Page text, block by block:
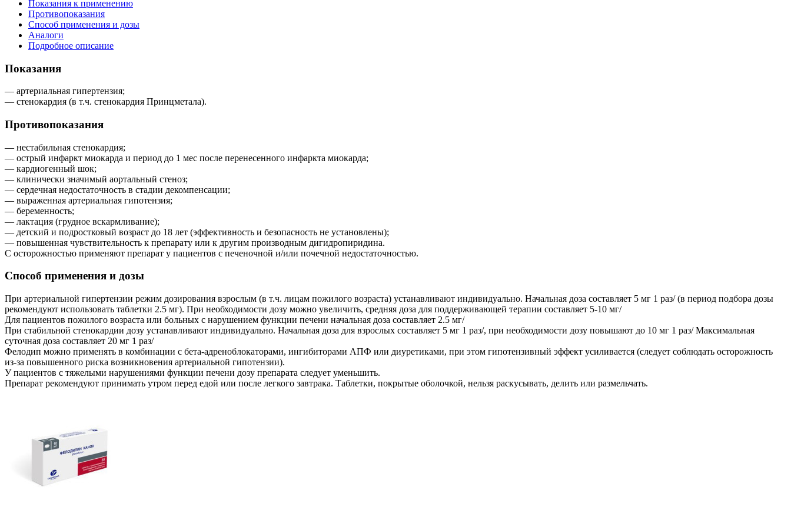
Показания к применению
Противопоказания
Способ применения и дозы
Аналоги
Подробное описание
Показания
— артериальная гипертензия;
— стенокардия (в т.ч. стенокардия Принцметала).
Противопоказания
— нестабильная стенокардия;
— острый инфаркт миокарда и период до 1 мес после перенесенного инфаркта миокарда;
— кардиогенный шок;
— клинически значимый аортальный стеноз;
— сердечная недостаточность в стадии декомпенсации;
— выраженная артериальная гипотензия;
— беременность;
— лактация (грудное вскармливание);
— детский и подростковый возраст до 18 лет (эффективность и безопасность не установлены);
— повышенная чувствительность к препарату или к другим производным дигидропиридина.
С осторожностью применяют препарат у пациентов с печеночной и/или почечной недостаточностью.
Способ применения и дозы
При артериальной гипертензии режим дозирования взрослым (в т.ч. лицам пожилого возраста) устанавливают индивидуально. Начальная доза составляет 5 мг 1 раз/ (в период подбора дозы
рекомендуют использовать таблетки 2.5 мг). При необходимости дозу можно увеличить, средняя доза для поддерживающей терапии составляет 5-10 мг/
Для пациентов пожилого возраста или больных с нарушением функции печени начальная доза составляет 2.5 мг/
При стабильной стенокардии дозу устанавливают индивидуально. Начальная доза для взрослых составляет 5 мг 1 раз/, при необходимости дозу повышают до 10 мг 1 раз/ Максимальная
суточная доза составляет 20 мг 1 раз/
Фелодип можно применять в комбинации с бета-адреноблокаторами, ингибиторами АПФ или диуретиками, при этом гипотензивный эффект усиливается (следует соблюдать осторожность
из-за повышенного риска возникновения артериальной гипотензии).
У пациентов с тяжелыми нарушениями функции печени дозу препарата следует уменьшить.
Препарат рекомендуют принимать утром перед едой или после легкого завтрака. Таблетки, покрытые оболочкой, нельзя раскусывать, делить или размельчать.